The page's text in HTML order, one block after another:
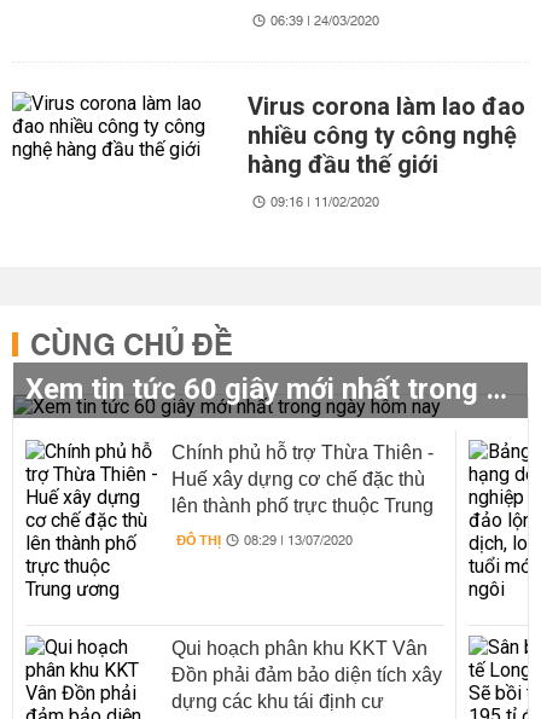
06:39 | 24/03/2020
Virus corona làm lao đao
nhiều công ty công nghệ
hàng đầu thế giới
09:16 | 11/02/2020
CÙNG CHỦ ĐỀ
Xem tin tức 60 giây mới nhất trong ngày hôm nay
Chính phủ hỗ trợ Thừa Thiên -
Huế xây dựng cơ chế đặc thù
lên thành phố trực thuộc Trung
ương
ĐÔ THỊ 08:29 | 13/07/2020
Qui hoạch phân khu KKT Vân
Đồn phải đảm bảo diện tích xây
dựng các khu tái định cư